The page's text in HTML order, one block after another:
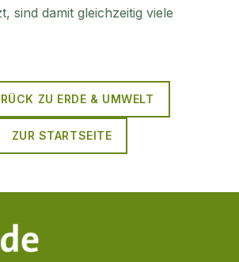
sind damit gleichzeitig viele
ZU ERDE & UMWELT
ZUR STARTSEITE